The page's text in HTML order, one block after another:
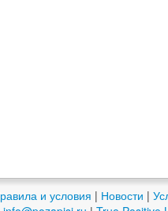
и условия | Новости |